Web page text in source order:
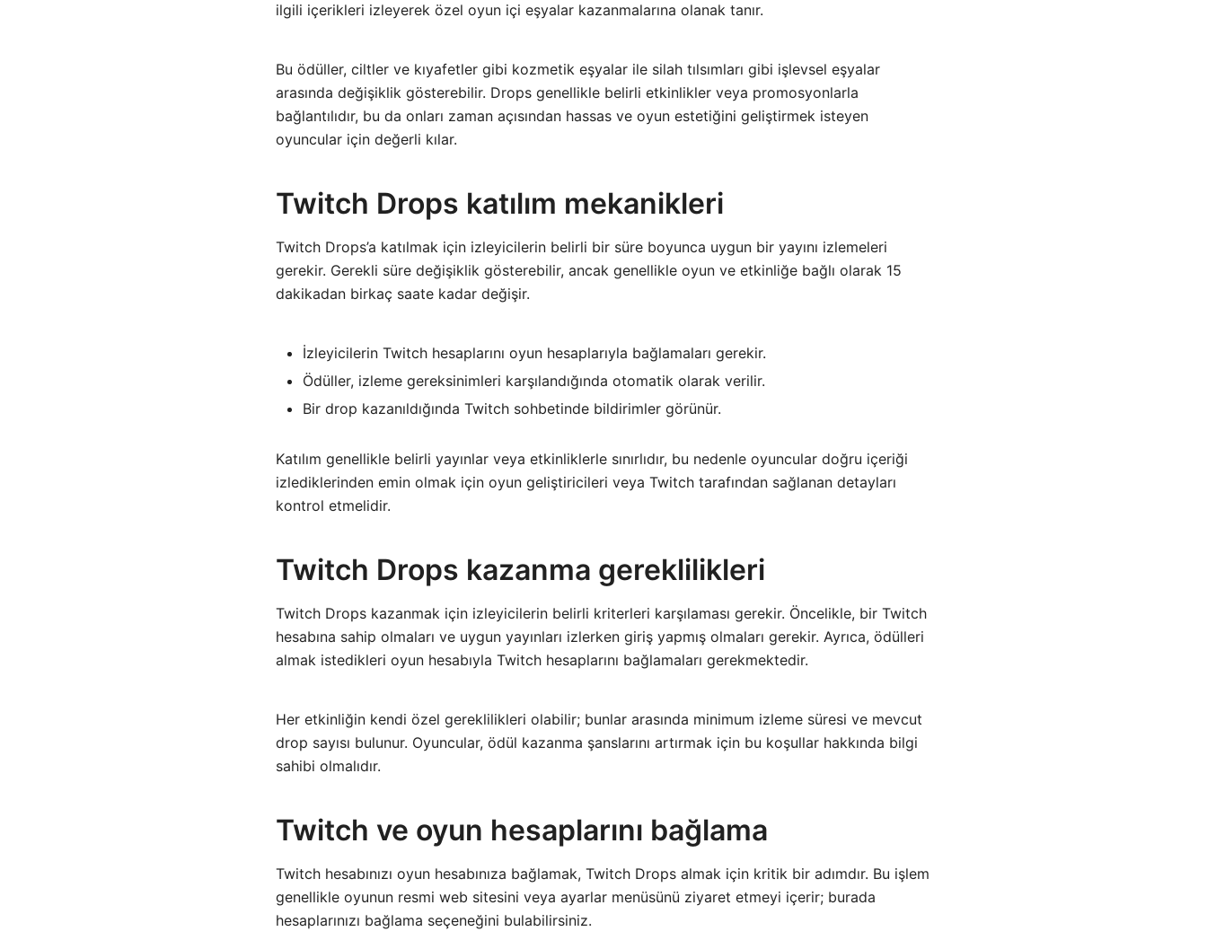
ilgili içerikleri izleyerek özel oyun içi eşyalar kazanmalarına olanak tanır.
Bu ödüller, ciltler ve kıyafetler gibi kozmetik eşyalar ile silah tılsımları gibi işlevsel eşyalar
arasında değişiklik gösterebilir. Drops genellikle belirli etkinlikler veya promosyonlarla
bağlantılıdır, bu da onları zaman açısından hassas ve oyun estetiğini geliştirmek isteyen
oyuncular için değerli kılar.
Twitch Drops katılım mekanikleri
Twitch Drops’a katılmak için izleyicilerin belirli bir süre boyunca uygun bir yayını izlemeleri
gerekir. Gerekli süre değişiklik gösterebilir, ancak genellikle oyun ve etkinliğe bağlı olarak 15
dakikadan birkaç saate kadar değişir.
İzleyicilerin Twitch hesaplarını oyun hesaplarıyla bağlamaları gerekir.
Ödüller, izleme gereksinimleri karşılandığında otomatik olarak verilir.
Bir drop kazanıldığında Twitch sohbetinde bildirimler görünür.
Katılım genellikle belirli yayınlar veya etkinliklerle sınırlıdır, bu nedenle oyuncular doğru içeriği
izlediklerinden emin olmak için oyun geliştiricileri veya Twitch tarafından sağlanan detayları
kontrol etmelidir.
Twitch Drops kazanma gereklilikleri
Twitch Drops kazanmak için izleyicilerin belirli kriterleri karşılaması gerekir. Öncelikle, bir Twitch
hesabına sahip olmaları ve uygun yayınları izlerken giriş yapmış olmaları gerekir. Ayrıca, ödülleri
almak istedikleri oyun hesabıyla Twitch hesaplarını bağlamaları gerekmektedir.
Her etkinliğin kendi özel gereklilikleri olabilir; bunlar arasında minimum izleme süresi ve mevcut
drop sayısı bulunur. Oyuncular, ödül kazanma şanslarını artırmak için bu koşullar hakkında bilgi
sahibi olmalıdır.
Twitch ve oyun hesaplarını bağlama
Twitch hesabınızı oyun hesabınıza bağlamak, Twitch Drops almak için kritik bir adımdır. Bu işlem
genellikle oyunun resmi web sitesini veya ayarlar menüsünü ziyaret etmeyi içerir; burada
hesaplarınızı bağlama seçeneğini bulabilirsiniz.